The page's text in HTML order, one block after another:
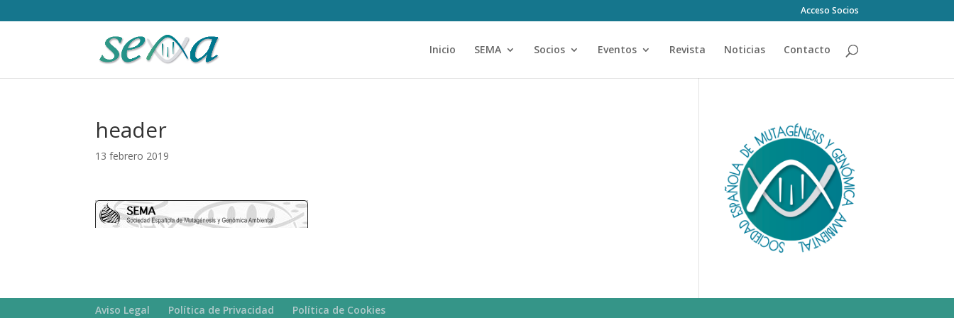
Acceso Socios
Inicio SEMA Socios Eventos Revista Noticias Contacto
header
13 febrero 2019
Aviso Legal Política de Privacidad
Política de Cookies